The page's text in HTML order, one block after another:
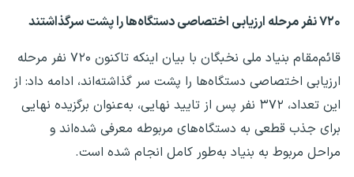
۷۲۰ نفر مرحله ارزیابی اختصاصی دستگاه‌ها را پشت سرگذاشتند
قائم‌مقام بنیاد ملی نخبگان با بیان اینکه تاکنون ۷۲۰ نفر مرحله
ارزیابی اختصاصی دستگاه‌ها را پشت سر گذاشته‌اند، ادامه داد: از
این تعداد، ۳۷۲ نفر پس از تایید نهایی، به‌عنوان برگزیده نهایی
برای جذب قطعی به دستگاه‌های مربوطه معرفی شده‌اند و
مراحل مربوط به بنیاد به‌طور کامل انجام شده است.